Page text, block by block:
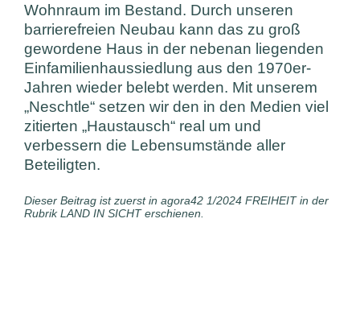
Wohnraum im Bestand. Durch unseren
barrierefreien Neubau kann das zu groß
gewordene Haus in der nebenan liegenden
Einfamilienhaussiedlung aus den 1970er-
Jahren wieder belebt werden. Mit unserem
„Neschtle“ setzen wir den in den Medien viel
zitierten „Haustausch“ real um und
verbessern die Lebensumstände aller
Beteiligten.
Dieser Beitrag ist zuerst in agora42 1/2024 FREIHEIT in der
Rubrik LAND IN SICHT erschienen.